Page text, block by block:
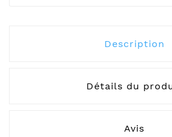
Description
Détails du
Avis